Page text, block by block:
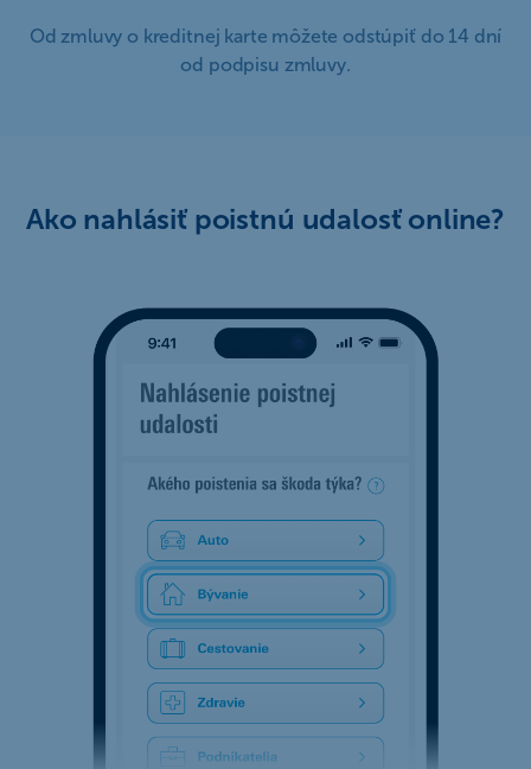
Od zmluvy o kreditnej karte môžete odstúpiť do 14 dní
od podpisu zmluvy.
Ako nahlásiť poistnú udalosť online?